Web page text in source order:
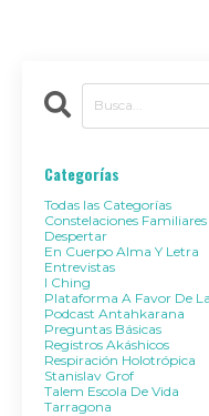
Categorías
Todas las Categorías
Constelaciones Familiares
Despertar
En Cuerpo Alma Y Letra
Entrevistas
I Ching
Plataforma A Favor De
Podcast Antahkarana
Preguntas Básicas
Registros Akáshicos
Respiración Holotrópica
Stanislav Grof
Talem Escola De Vida
Tarragona